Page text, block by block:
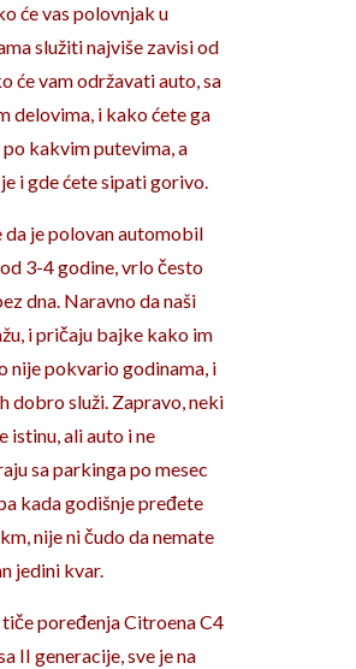
će vas polovnjak u
služiti najviše zavisi od
će vam održavati auto, sa
delovima, i kako ćete ga
kakvim putevima, a
i gde ćete sipati gorivo.
da je polovan automobil
3-4 godine, vrlo često
dna. Naravno da naši
i pričaju bajke kako im
nije pokvario godinama, i
dobro služi. Zapravo, neki
istinu, ali auto i ne
sa parkinga po mesec
kada godišnje pređete
nije ni čudo da nemate
jedini kvar.
tiče poređenja Citroena C4
II generacije, sve je na